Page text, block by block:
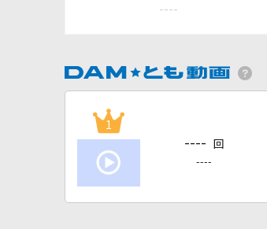
----
1
---- 回
----